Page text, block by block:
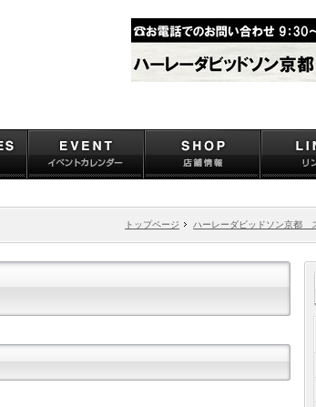
トップページ ハーレーダビッドソン京都